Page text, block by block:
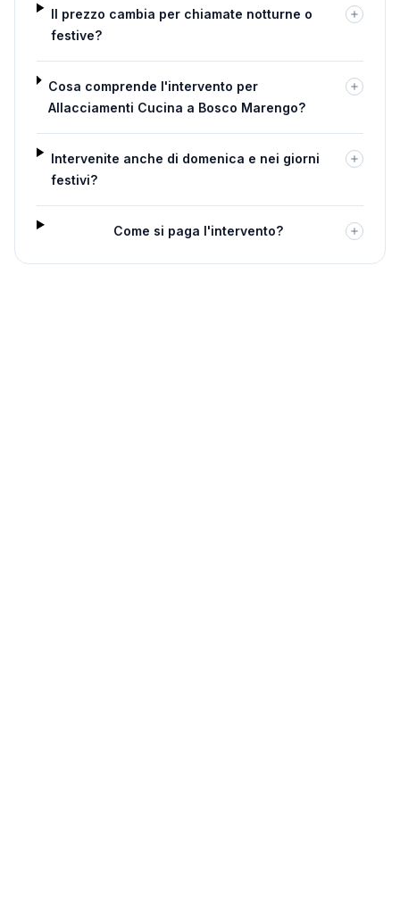
Il prezzo cambia per chiamate notturne o
festive?
Cosa comprende l'intervento per
Allacciamenti Cucina a Bosco Marengo?
Intervenite anche di domenica e nei giorni
festivi?
Come si paga l'intervento?